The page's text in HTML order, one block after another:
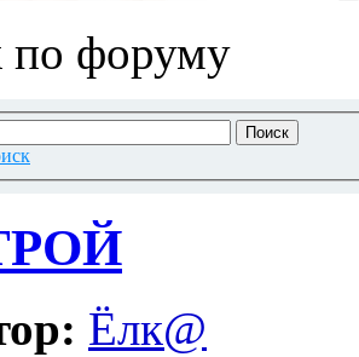
по форуму
Ёлк@